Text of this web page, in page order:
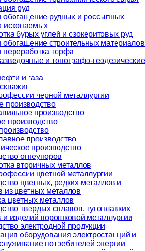
руд
обогащение рудных и россыпных
ископаемых
бурых углей и озокеритовых руд
строительных материалов
торфа
и топографо-геодезические
и газа
черной металлургии
производство
производство
производство
производство
производство
огнеупоров
вторичных металлов
цветной металлургии
цветных, редких металлов и
из цветных металлов
цветных металлов
твердых сплавов, тугоплавких
и изделий порошковой металлургии
электродной продукции
оборудования электростанций и
потребителей энергии